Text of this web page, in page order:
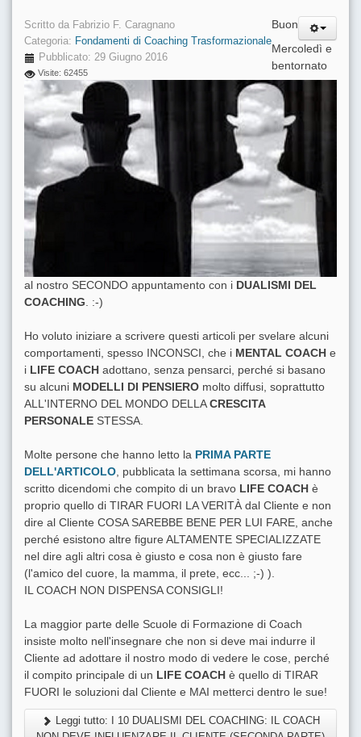
Scritto da Fabrizio F. Caragnano
Categoria: Fondamenti di Coaching Trasformazionale
Pubblicato: 29 Giugno 2016
Visite: 62455
Buon
Mercoledì e
bentornato
al nostro SECONDO appuntamento con i DUALISMI DEL
COACHING . :-)
Ho voluto iniziare a scrivere questi articoli per svelare alcuni
comportamenti, spesso INCONSCI, che i MENTAL COACH e
i LIFE COACH adottano, senza pensarci, perché si basano
su alcuni MODELLI DI PENSIERO molto diffusi, soprattutto
ALL'INTERNO DEL MONDO DELLACRESCITA
PERSONALE STESSA.
Molte persone che hanno letto la PRIMA PARTE
DELL'ARTICOLO , pubblicata la settimana scorsa, mi hanno
scritto dicendomi che compito di un bravo LIFE COACH è
proprio quello di TIRAR FUORI LA VERITÀ dal Cliente e non
dire al Cliente COSA SAREBBE BENE PER LUI FARE, anche
perché esistono altre figure ALTAMENTE SPECIALIZZATE
nel dire agli altri cosa è giusto e cosa non è giusto fare
(l'amico del cuore, la mamma, il prete, ecc... ;-) ).
IL COACH NON DISPENSA CONSIGLI!
La maggior parte delle Scuole di Formazione di Coach
insiste molto nell'insegnare che non si deve mai indurre il
Cliente ad adottare il nostro modo di vedere le cose, perché
il compito principale di un LIFE COACH è quello di TIRAR
FUORI le soluzioni dal Cliente e MAI metterci dentro le sue!
Leggi tutto: I 10 DUALISMI DEL COACHING: IL COACH